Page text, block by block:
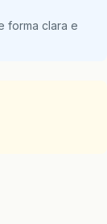
forma clara e